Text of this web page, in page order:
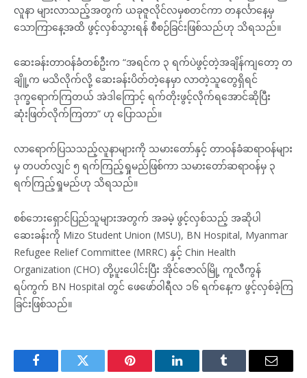
လူနာ များလာသည့်အတွက် ယခုဇူလိုင်လမှစတင်ကာ တနင်္လာနေ့မှ
သောကြာနေ့အထိ ဖွင့်လှစ်သွားရန် စီစဉ်ခြင်းဖြစ်သည်ဟု သိရသည်။
ဆေးခန်းတာဝန်ခံတစ်ဦးက “အရင်က ၃ ရက်ပဲဖွင့်တဲ့အချိန်ကျတော့ တ
ချိူ့က မသိလိုက်လို့ ဆေးခန်းပိတ်တဲ့နေမှာ လာတဲ့သူတွေရှိရင်
ဒုက္ခရောက်ကြတယ် အဲဒါကြောင့် ရက်တိုးဖွင့်လိုက်ရအောင်ဆိုပြီး
ဆုံးဖြတ်လိုက်ကြတာ” ဟု ပြောသည်။
လာရောက်ပြသသည့်လူနာများကို သမားတော်နှင့် တာဝန်ခံဆရာဝန်များ
မှ တပတ်လျှင် ၅ ရက်ကြည့်ရှုမည်ဖြစ်ကာ သမားတော်ဆရာဝန်မှ ၃
ရက်ကြည့်ရှုမည်ဟု သိရသည်။
စစ်ဘေးရှောင်ပြည်သူများအတွက် အခမဲ့ ဖွင့်လှစ်သည့် အဆိုပါ
ဆေးခန်းကို Mizo Student Union (MSU), BN Hospital, Myanmar
Refugee Relief Committee (MRRC) နှင့် Chin Health
Organization (CHO) တို့ပူးပေါင်းပြီး အိုင်ဇောလ်မြို့ ကူလီကွန်
ရပ်ကွက် BN Hospital တွင် ဖေဖော်ဝါရီလ ၁၆ ရက်နေ့က ဖွင့်လှစ်ခဲ့ကြ
ခြင်းဖြစ်သည်။
FacebookTwitter Pinterest LinkedInTumblr Email